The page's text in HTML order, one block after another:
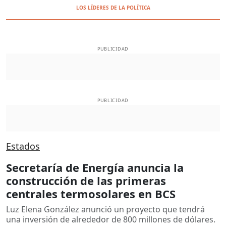
LOS LÍDERES DE LA POLÍTICA
PUBLICIDAD
PUBLICIDAD
Estados
Secretaría de Energía anuncia la
construcción de las primeras
centrales termosolares en BCS
Luz Elena González anunció un proyecto que tendrá
una inversión de alrededor de 800 millones de dólares.